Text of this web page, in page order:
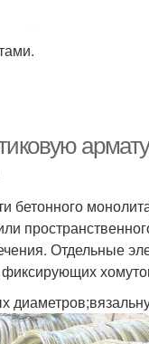
Отдельные